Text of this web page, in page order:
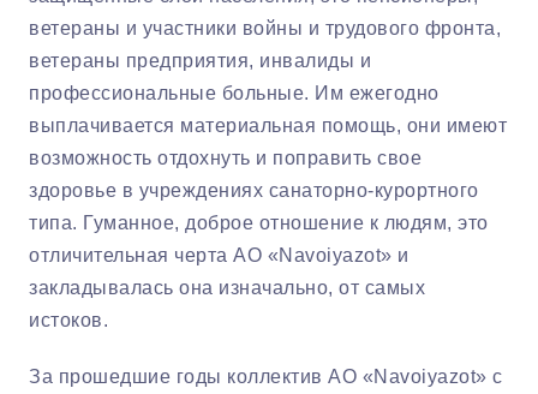
ветераны и участники войны и трудового фронта,
ветераны предприятия, инвалиды и
профессиональные больные. Им ежегодно
выплачивается материальная помощь, они имеют
возможность отдохнуть и поправить свое
здоровье в учреждениях санаторно-курортного
типа. Гуманное, доброе отношение к людям, это
отличительная черта АО «Navoiyazot» и
закладывалась она изначально, от самых
истоков.
За прошедшие годы коллектив АО «Navoiyazot» с